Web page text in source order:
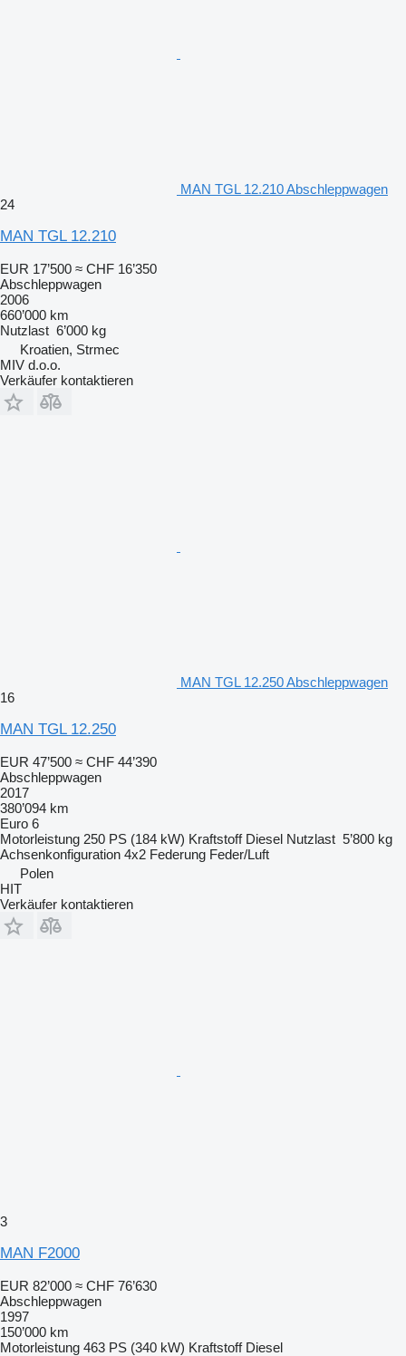
MAN TGL 12.210 Abschleppwagen
24
MAN TGL 12.210
EUR 17’500 ≈ CHF 16’350
Abschleppwagen
2006
660’000 km
Nutzlast 6’000 kg
Kroatien, Strmec
MIV d.o.o.
Verkäufer kontaktieren
MAN TGL 12.250 Abschleppwagen
16
MAN TGL 12.250
EUR 47’500 ≈ CHF 44’390
Abschleppwagen
2017
380’094 km
Euro 6
Motorleistung 250 PS (184 kW) Kraftstoff Diesel Nutzlast 5’800 kg
Achsenkonfiguration 4x2 Federung Feder/Luft
Polen
HIT
Verkäufer kontaktieren
3
MAN F2000
EUR 82’000 ≈ CHF 76’630
Abschleppwagen
1997
150’000 km
Motorleistung 463 PS (340 kW) Kraftstoff Diesel